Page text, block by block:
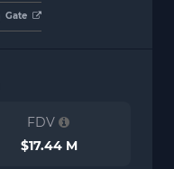
Gate
FDV
$17.44 M